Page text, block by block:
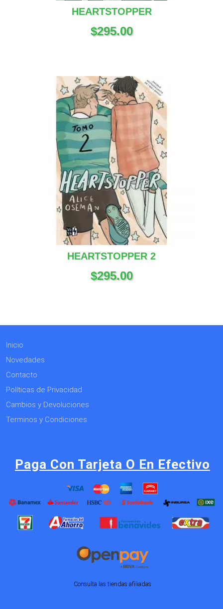
HEARTSTOPPER
$295.00
HEARTSTOPPER 2
$295.00
Inicio
Novedades
Contacto
Políticas de Privacidad
Cambios y Devoluciones
Terminos y Condiciones
Paga Con Tarjeta O En Efectivo
Consulta las tiendas afiliadas